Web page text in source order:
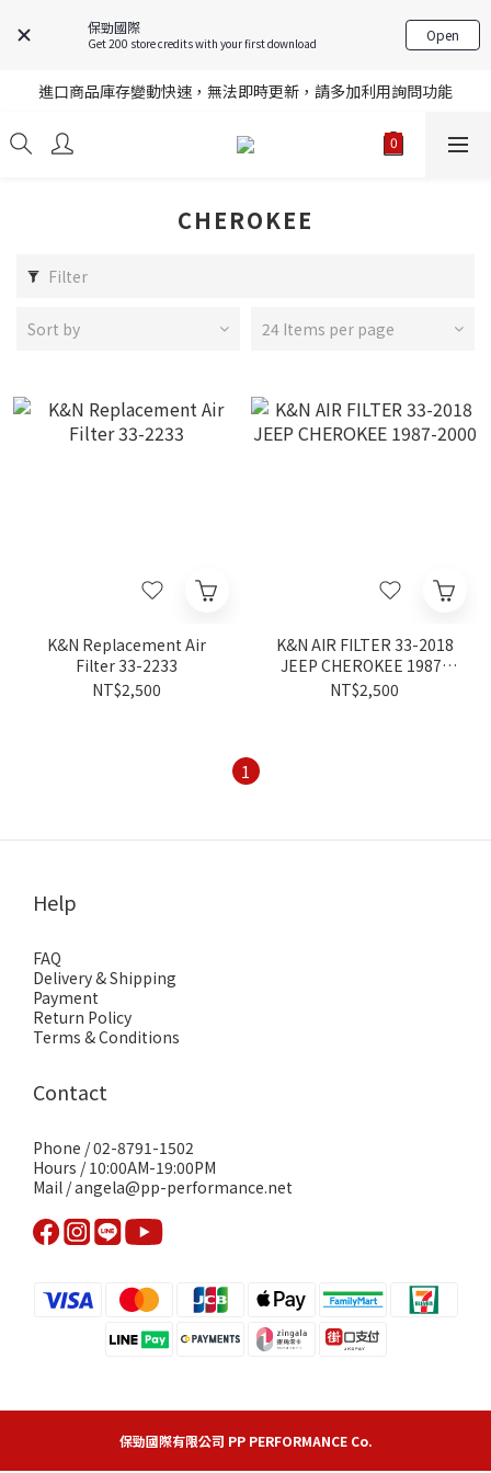
保勁國際
Get 200 store credits with your first download Open
註冊就送購物金，歡迎加入享更多優惠
註冊就送購物金，歡迎加入享更多優惠
進口商品庫存變動快速，無法即時更新，請多加利用詢問功能
註冊就送購物金，歡迎加入享更多優惠
CHEROKEE
Filter
Sort by 24 Items per page
K&N Replacement Air
Filter 33-2233
NT$2,500
K&N AIR FILTER 33-2018
JEEP CHEROKEE 1987-
2000
NT$2,500
1
Help
FAQ
Delivery & Shipping
Payment
Return Policy
Terms & Conditions
Contact
Phone / 02-8791-1502
Hours / 10:00AM-19:00PM
Mail / angela@pp-performance.net
保勁國際有限公司 PP PERFORMANCE Co.